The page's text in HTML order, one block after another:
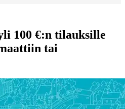
100 €:n tilauksille
tai
toimitettavia tuotteita.